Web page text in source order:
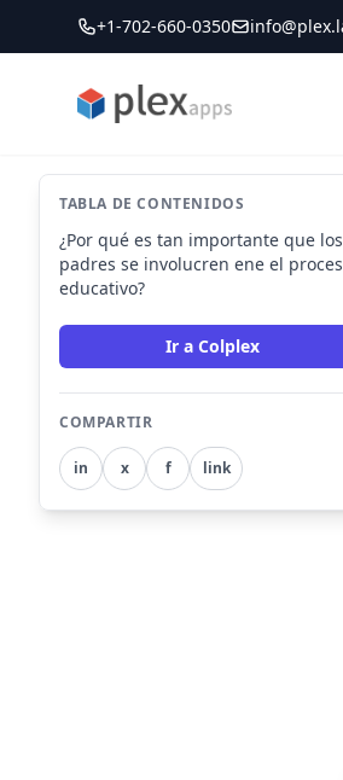
+1-702-660-0350
PLEXapps
TABLA DE CONTENIDOS
¿Por qué es tan importante que los
padres se involucren ene el
educativo?
Ir a Colplex
COMPARTIR
in x f link